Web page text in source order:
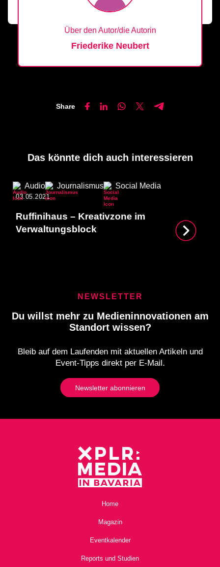
Über den Autor/die Autorin
Friederike Neubert
Share
Das könnte dich auch interessieren
03.05.2021
Audio Journalismus Social Media
Ruffinihaus – Kreativzone im
Verwaltungsblock
NEWSLETTER
Du willst mehr zu Medieninnovationen am
Standort wissen?
Bleib auf dem Laufenden mit aktuellen Artikeln und
Event-Tipps direkt per E-Mail.
Newsletter abonnieren
Home
Magazin
Eventkalender
Reports und Studien